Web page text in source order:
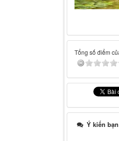
Tổng số điểm
Ý kiến